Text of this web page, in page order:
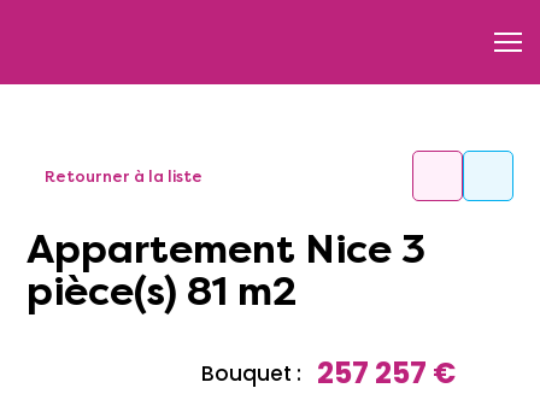
Retourner à la liste
Appartement Nice 3
pièce(s) 81 m2
Bouquet : 257 257 €